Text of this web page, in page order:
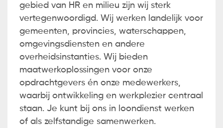
gebied van HR en milieu zijn wij sterk
vertegenwoordigd. Wij werken landelijk voor
gemeenten, provincies, waterschappen,
omgevingsdiensten en andere
overheidsinstanties. Wij bieden
maatwerkoplossingen voor onze
opdrachtgevers én onze medewerkers,
waarbij ontwikkeling en werkplezier centraal
staan. Je kunt bij ons in loondienst werken
of als zelfstandige samenwerken.